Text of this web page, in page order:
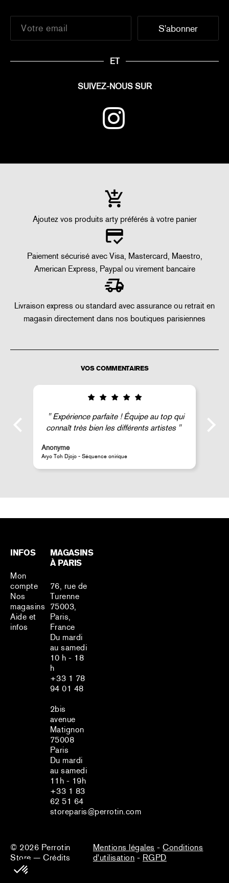
ET
SUIVEZ-NOUS SUR
Ajoutez vos produits arty préférés à votre panier
Paiement sécurisé avec Visa, Mastercard, Maestro,
American Express, Paypal ou virement bancaire
Livraison express ou standard avec assurance ou retrait en
magasin directement dans nos boutiques parisiennes
VOS COMMENTAIRES
Expérience parfaite ! Équipe au top qui
connaît très bien les différents artistes
Anonyme
Aryo Toh Djojo - Séquence onirique
INFOS
Mon
compte
Nos
magasins
Aide et
infos
MAGASINS
À PARIS
76, rue de
Turenne
75003,
Paris,
France
Du mardi
au samedi
10 h - 18
h
+33 1 78
94 01 48
2bis
avenue
Matignon
75008
Paris
Du mardi
au samedi
11h - 19h
+33 1 83
62 51 64
storeparis@perrotin.com
© 2026 Perrotin
Store — Crédits
Mentions légales -Conditions
d'utilisation - RGPD